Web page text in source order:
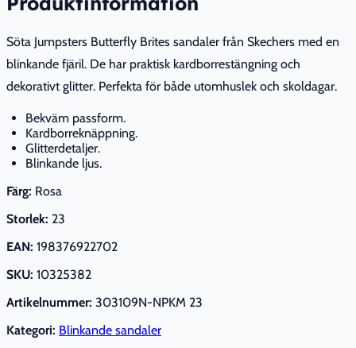
Söta Jumpsters Butterfly Brites sandaler från Skechers med en
blinkande fjäril. De har praktisk kardborrestängning och
dekorativt glitter. Perfekta för både utomhuslek och skoldagar.
Bekväm passform.
Kardborreknäppning.
Glitterdetaljer.
Blinkande ljus.
Färg: Rosa
Storlek: 23
EAN: 198376922702
SKU: 10325382
Artikelnummer: 303109N-NPKM 23
Kategori: Blinkande sandaler